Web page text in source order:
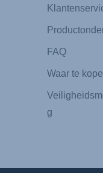
FAQ
Waar te
g